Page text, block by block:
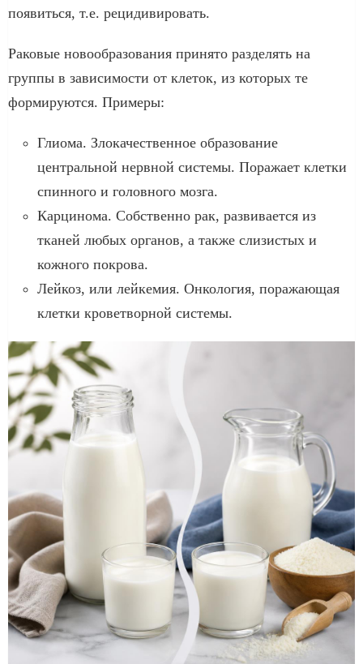
появиться, т.е. рецидивировать.
Раковые новообразования принято разделять на
группы в зависимости от клеток, из которых те
формируются. Примеры:
Глиома. Злокачественное образование
центральной нервной системы. Поражает клетки
спинного и головного мозга.
Карцинома. Собственно рак, развивается из
тканей любых органов, а также слизистых и
кожного покрова.
Лейкоз, или лейкемия. Онкология, поражающая
клетки кроветворной системы.